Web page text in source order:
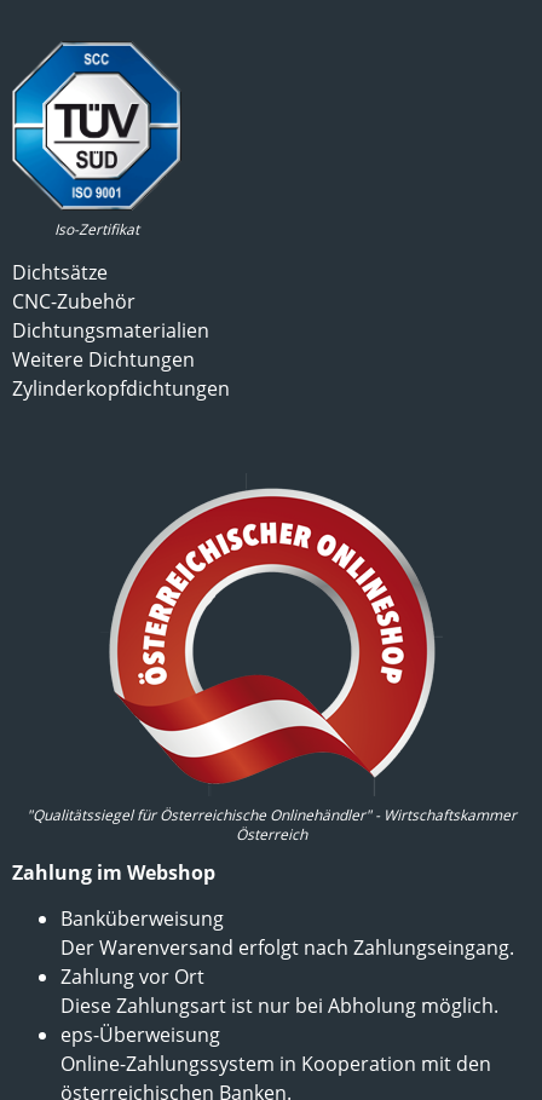
Iso-Zertifikat
Dichtsätze
CNC-Zubehör
Dichtungsmaterialien
Weitere Dichtungen
Zylinderkopfdichtungen
"Qualitätssiegel für Österreichische Onlinehändler" - Wirtschaftskammer
Österreich
Zahlung im Webshop
Banküberweisung
Der Warenversand erfolgt nach Zahlungseingang.
Zahlung vor Ort
Diese Zahlungsart ist nur bei Abholung möglich.
eps-Überweisung
Online-Zahlungssystem in Kooperation mit den
österreichischen Banken.